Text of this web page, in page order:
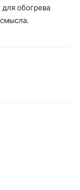
обогрева